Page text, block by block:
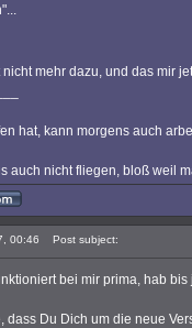
nicht mehr dazu, und das mir
hat, kann morgens auch
auch nicht fliegen, bloß weil
00:46 Post subject:
bei mir prima, hab
dass Du Dich um die neue